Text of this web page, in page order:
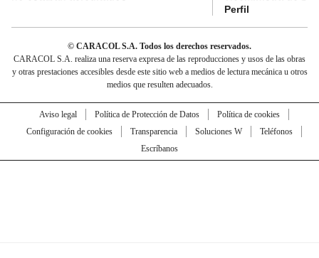
Perfil
© CARACOL S.A. Todos los derechos reservados.
CARACOL S.A. realiza una reserva expresa de las reproducciones y usos de las obras
y otras prestaciones accesibles desde este sitio web a medios de lectura mecánica u otros
medios que resulten adecuados.
Aviso legal Política de Protección de Datos
Política de cookies
Configuración de cookies
Transparencia Soluciones W
Teléfonos
Escríbanos